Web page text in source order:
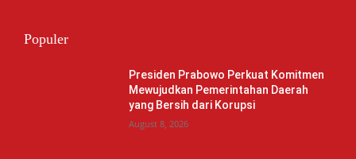
Populer
Presiden Prabowo Perkuat Komitmen
Mewujudkan Pemerintahan Daerah
yang Bersih dari Korupsi
August 8, 2026